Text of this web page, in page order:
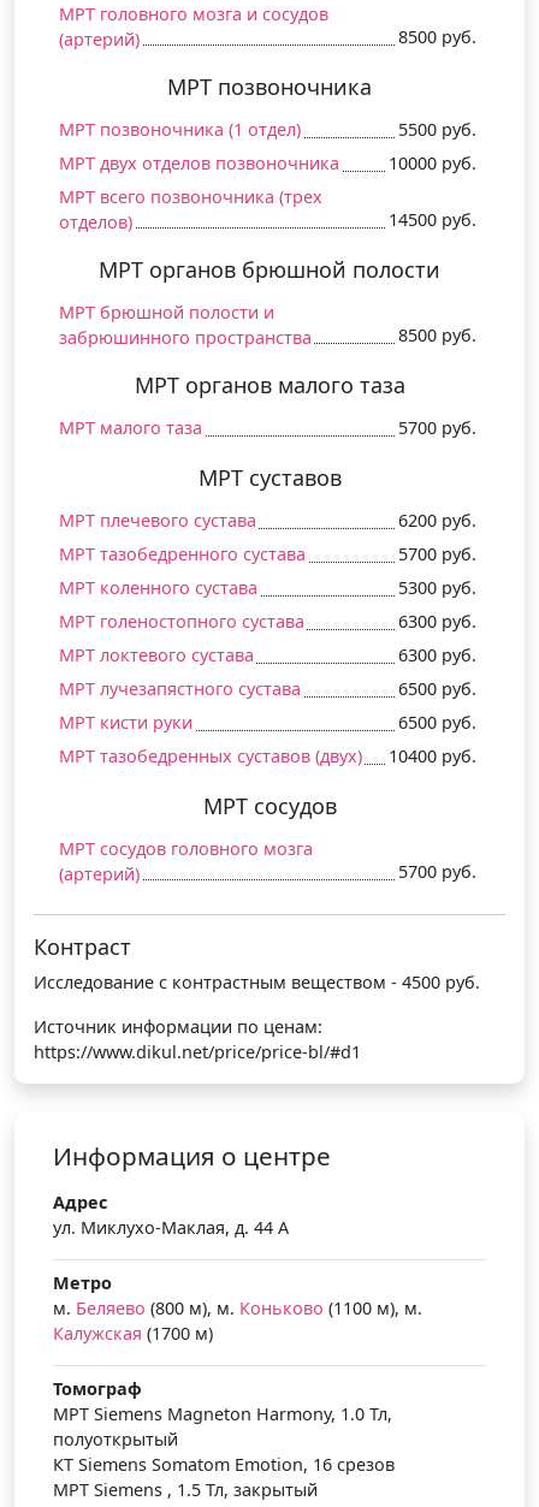
МРТ головного мозга и сосудов
(артерий)
8500 руб.
МРТ позвоночника
МРТ позвоночника (1 отдел)
5500 руб.
МРТ двух отделов позвоночника
10000 руб.
МРТ всего позвоночника (трех
отделов)
14500 руб.
МРТ органов брюшной полости
МРТ брюшной полости и
забрюшинного пространства
8500 руб.
МРТ органов малого таза
МРТ малого таза 5700 руб.
МРТ суставов
МРТ плечевого сустава
6200 руб.
МРТ тазобедренного сустава
5700 руб.
МРТ коленного сустава
5300 руб.
МРТ голеностопного сустава
6300 руб.
МРТ локтевого сустава
6300 руб.
МРТ лучезапястного сустава
6500 руб.
МРТ кисти руки
6500 руб.
МРТ тазобедренных суставов (двух)
10400 руб.
МРТ сосудов
МРТ сосудов головного мозга
(артерий)
5700 руб.
Контраст
Исследование с контрастным веществом - 4500 руб.
Источник информации по ценам:
https://www.dikul.net/price/price-bl/#d1
Информация о центре
Адрес
ул. Миклухо-Маклая, д. 44 А
Метро
м. Беляево (800 м), м. Коньково (1100 м), м.
Калужская (1700 м)
Томограф
МРТ Siemens Magneton Harmony, 1.0 Тл,
полуоткрытый
КТ Siemens Somatom Emotion, 16 срезов
МРТ Siemens , 1.5 Тл, закрытый